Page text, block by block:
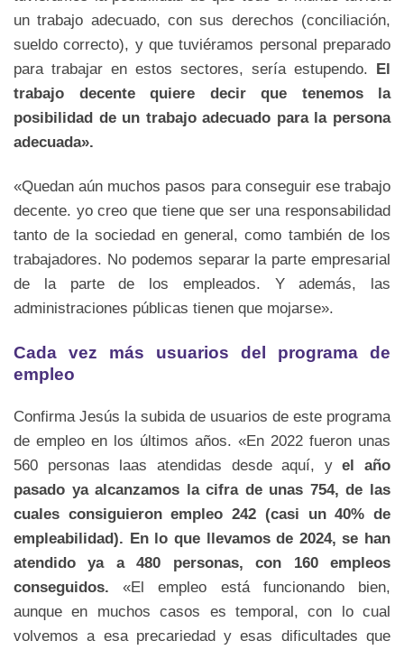
un trabajo adecuado, con sus derechos (conciliación,
sueldo correcto), y que tuviéramos personal preparado
para trabajar en estos sectores, sería estupendo. El
trabajo decente quiere decir que tenemos la
posibilidad de un trabajo adecuado para la persona
adecuada».
«Quedan aún muchos pasos para conseguir ese trabajo
decente. yo creo que tiene que ser una responsabilidad
tanto de la sociedad en general, como también de los
trabajadores. No podemos separar la parte empresarial
de la parte de los empleados. Y además, las
administraciones públicas tienen que mojarse».
Cada vez más usuarios del programa de
empleo
Confirma Jesús la subida de usuarios de este programa
de empleo en los últimos años. «En 2022 fueron unas
560 personas laas atendidas desde aquí, yel año
pasado ya alcanzamos la cifra de unas 754, de las
cuales consiguieron empleo 242 (casi un 40% de
empleabilidad). En lo que llevamos de 2024, se han
atendido ya a 480 personas, con 160 empleos
conseguidos. «El empleo está funcionando bien,
aunque en muchos casos es temporal, con lo cual
volvemos a esa precariedad y esas dificultades que